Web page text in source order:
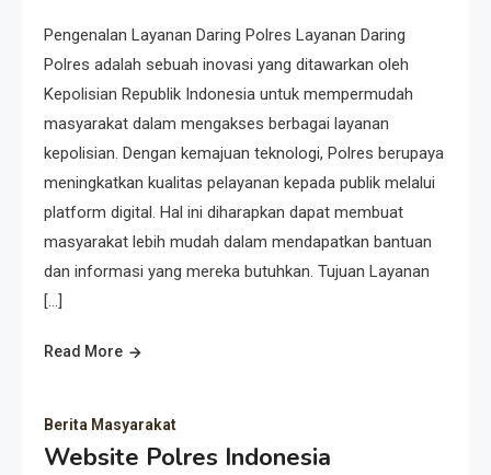
Pengenalan Layanan Daring Polres Layanan Daring
Polres adalah sebuah inovasi yang ditawarkan oleh
Kepolisian Republik Indonesia untuk mempermudah
masyarakat dalam mengakses berbagai layanan
kepolisian. Dengan kemajuan teknologi, Polres berupaya
meningkatkan kualitas pelayanan kepada publik melalui
platform digital. Hal ini diharapkan dapat membuat
masyarakat lebih mudah dalam mendapatkan bantuan
dan informasi yang mereka butuhkan. Tujuan Layanan
[…]
Read More
Berita Masyarakat
Website Polres Indonesia